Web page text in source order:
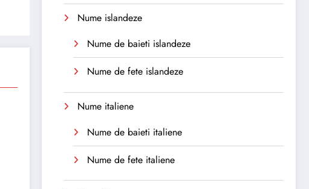
Nume islandeze
Nume de baieti islandeze
Nume de fete islandeze
Nume italiene
Nume de baieti italiene
Nume de fete italiene